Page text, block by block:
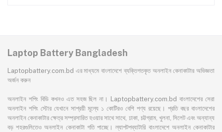
Laptop Battery Bangladesh
Laptopbattery.com.bd এর মাধ্যমে বাংলাদেশে ব্যক্তিগতকৃত অনলাইন কেনাকাটার অভিজ্ঞতা
অর্জন করুন
অনলাইন শপিং বিডি কখনও এত সহজ ছিল না। Laptopbattery.com.bd বাংলাদেশের সেরা
অনলাইন শপিং স্টোর যেখানে সাশ্রয়ী মূল্যে ১ কোটিরও বেশি পণ্য রয়েছে। প্রতি বছর বাংলাদেশের
অনলাইন কেনাকাটার ক্ষেত্র সম্প্রসারিত হওয়ার সাথে সাথে, ঢাকা, চট্টগ্রাম, খুলনা, সিলেট এবং অন্যান্য
বড় শহরগুলিতেও অনলাইন কেনাকাটা গতি পাচ্ছে। ল্যাপটপব্যাটারি বাংলাদেশে অনলাইন কেনাকাটার